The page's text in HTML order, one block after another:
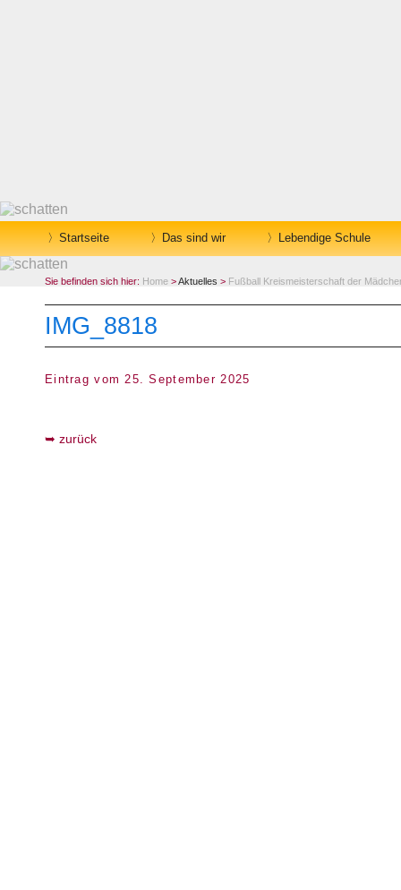
Startseite Das sind wir Lebendige Schule
Sie befinden sich hier: Home >Aktuelles > Fußball Kreismeisterschaft der
IMG_8818
Eintrag vom 25. September 2025
zurück